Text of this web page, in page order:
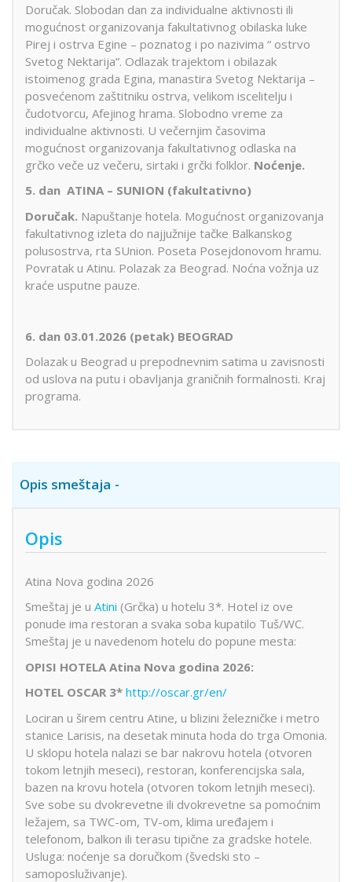
Doručak. Slobodan dan za individualne aktivnosti ili
mogućnost organizovanja fakultativnog obilaska luke
Pirej i ostrva Egine – poznatog i po nazivima “ ostrvo
Svetog Nektarija”. Odlazak trajektom i obilazak
istoimenog grada Egina, manastira Svetog Nektarija –
posvećenom zaštitniku ostrva, velikom iscelitelju i
čudotvorcu, Afejinog hrama. Slobodno vreme za
individualne aktivnosti. U večernjim časovima
mogućnost organizovanja fakultativnog odlaska na
grčko veče uz večeru, sirtaki i grčki folklor. Noćenje.
5. dan ATINA – SUNION (fakultativno)
Doručak. Napuštanje hotela. Mogućnost organizovanja
fakultativnog izleta do najjužnije tačke Balkanskog
polusostrva, rta SUnion. Poseta Posejdonovom hramu.
Povratak u Atinu. Polazak za Beograd. Noćna vožnja uz
kraće usputne pauze.
6. dan 03.01.2026 (petak) BEOGRAD
Dolazak u Beograd u prepodnevnim satima u zavisnosti
od uslova na putu i obavljanja graničnih formalnosti. Kraj
programa.
Opis smeštaja
Opis
Atina Nova godina 2026
Smeštaj je u Atini (Grčka) u hotelu 3*. Hotel iz ove
ponude ima restoran a svaka soba kupatilo Tuš/WC.
Smeštaj je u navedenom hotelu do popune mesta:
OPISI HOTELA Atina Nova godina 2026:
HOTEL OSCAR 3* http://oscar.gr/en/
Lociran u širem centru Atine, u blizini železničke i metro
stanice Larisis, na desetak minuta hoda do trga Omonia.
U sklopu hotela nalazi se bar nakrovu hotela (otvoren
tokom letnjih meseci), restoran, konferencijska sala,
bazen na krovu hotela (otvoren tokom letnjih meseci).
Sve sobe su dvokrevetne ili dvokrevetne sa pomoćnim
ležajem, sa TWC-om, TV-om, klima uređajem i
telefonom, balkon ili terasu tipične za gradske hotele.
Usluga: noćenje sa doručkom (švedski sto –
samoposluživanje).